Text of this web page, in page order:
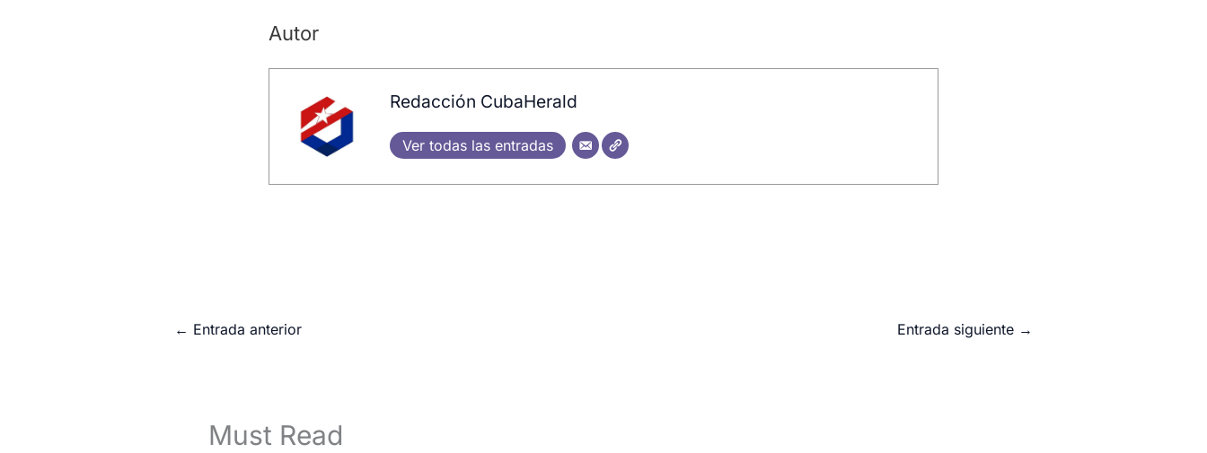
Autor
Redacción CubaHerald
Ver todas las entradas
← Entrada anterior Entrada siguiente →
Must Read